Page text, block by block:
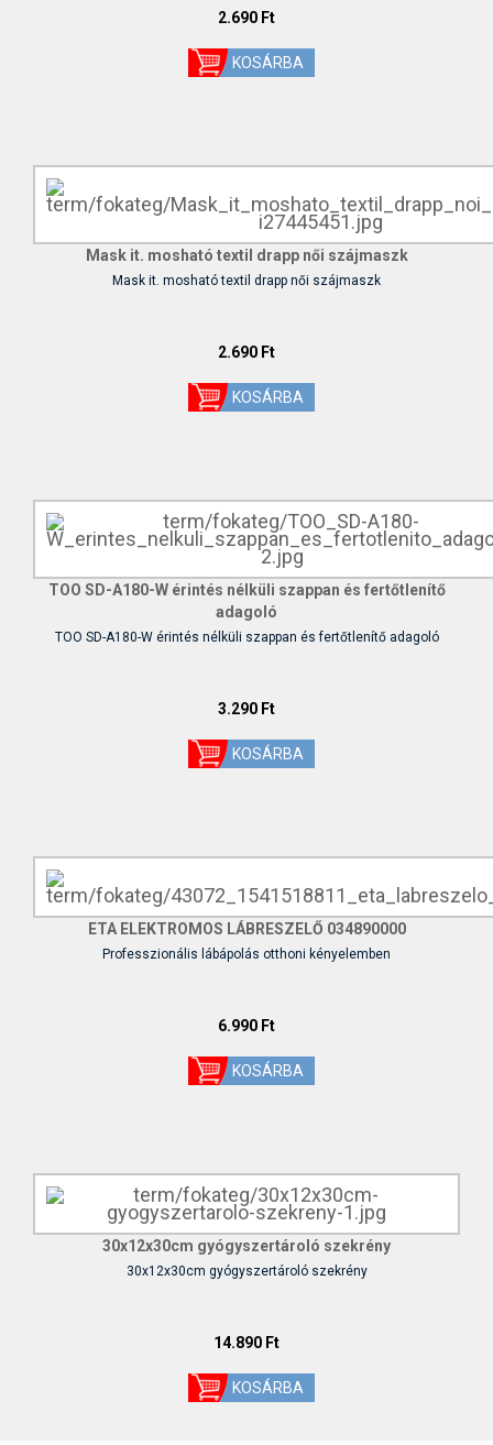
2.690 Ft
Mask it. mosható textil drapp női szájmaszk
Mask it. mosható textil drapp női szájmaszk
2.690 Ft
TOO SD-A180-W érintés nélküli szappan és fertőtlenítő
adagoló
TOO SD-A180-W érintés nélküli szappan és fertőtlenítő adagoló
3.290 Ft
ETA ELEKTROMOS LÁBRESZELŐ 034890000
Professzionális lábápolás otthoni kényelemben
6.990 Ft
30x12x30cm gyógyszertároló szekrény
30x12x30cm gyógyszertároló szekrény
14.890 Ft